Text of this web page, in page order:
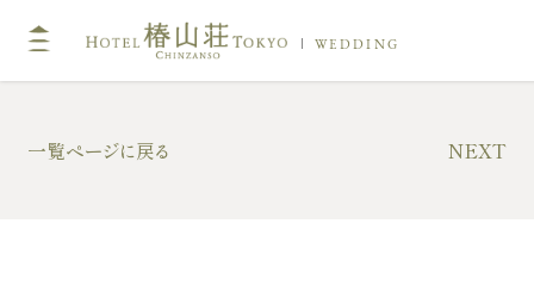
WEDDING
TOP
一覧ページに戻る NEXT